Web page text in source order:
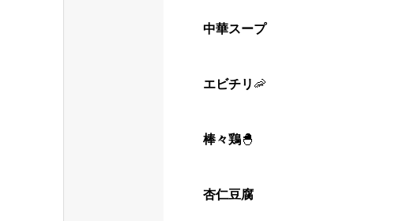
中華スープ
エビチリ 🦐
棒々鶏🐣
杏仁豆腐